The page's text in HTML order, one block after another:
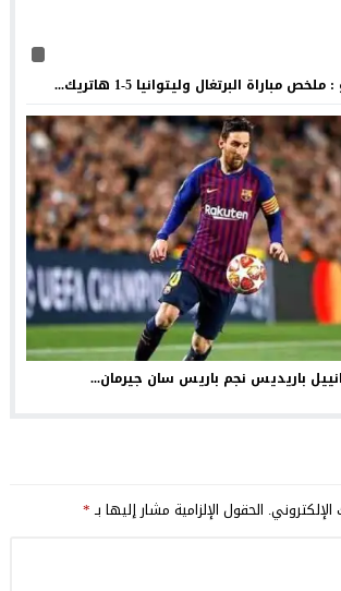
مباراة البرتغال وليتوانيا 5-1 هاتريك...
باريديس نجم باريس سان جيرمان...
الحقول الإلزامية مشار إليها بـ*